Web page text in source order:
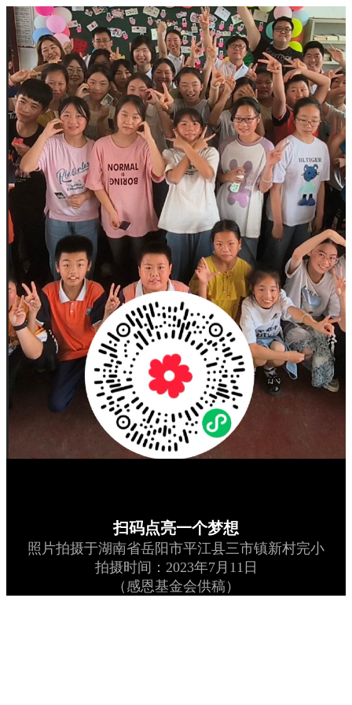
扫码点亮一个梦想
照片拍摄于湖南省岳阳市平江县三市镇新村完小
拍摄时间：2023年7月11日
（感恩基金会供稿）